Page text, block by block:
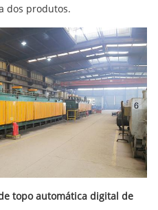
dos produtos.
topo automática digital de